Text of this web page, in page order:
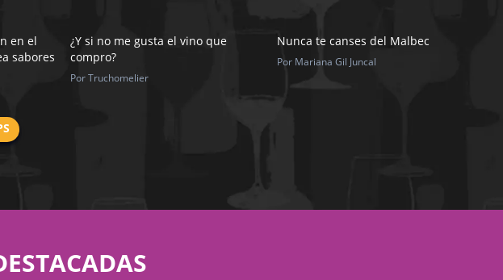
en el
sabores
¿Y si no me gusta el vino que
compro?
Por Truchomelier
Nunca te canses del Malbec
Por Mariana Gil Juncal